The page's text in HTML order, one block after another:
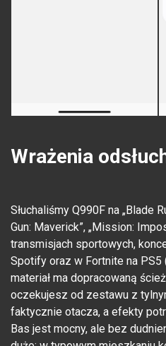
Wrażenia
Słuchaliśmy Q990F na „Blade
Gun: Maverick”, „Mission:
transmisjach sportowych,
Spotify oraz w Fortnite na PS5
materiał ma dopracowaną
oczekujesz od zestawu z
faktycznie otacza, a efekty
Bas jest mocny, ale bez